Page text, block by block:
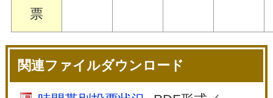
票
関連ファイルダウンロード